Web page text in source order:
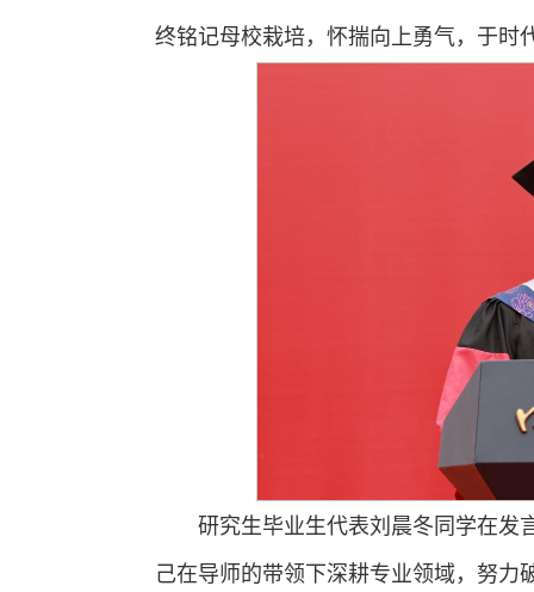
终铭记母校栽培，怀揣向上勇气，于时
研究生毕业生代表刘晨冬同学在发
己在导师的带领下深耕专业领域，努力